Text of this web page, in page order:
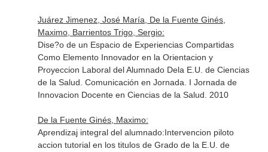
Juárez Jimenez, José María, De la Fuente Ginés,
Maximo, Barrientos Trigo, Sergio:
Dise?o de un Espacio de Experiencias Compartidas
Como Elemento Innovador en la Orientacion y
Proyeccion Laboral del Alumnado Dela E.U. de Ciencias
de la Salud. Comunicación en Jornada. I Jornada de
Innovacion Docente en Ciencias de la Salud. 2010
De la Fuente Ginés, Maximo:
Aprendizaj integral del alumnado:Intervencion piloto
accion tutorial en los titulos de Grado de la E.U. de